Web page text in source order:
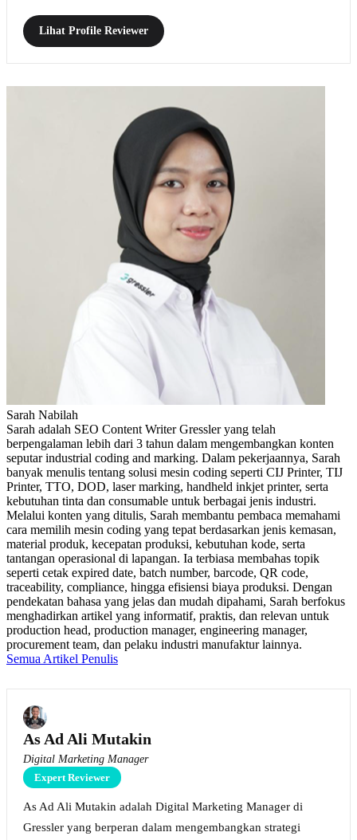
Lihat Profile Reviewer
Sarah Nabilah
Sarah adalah SEO Content Writer Gressler yang telah
berpengalaman lebih dari 3 tahun dalam mengembangkan konten
seputar industrial coding and marking. Dalam pekerjaannya, Sarah
banyak menulis tentang solusi mesin coding seperti CIJ Printer, TIJ
Printer, TTO, DOD, laser marking, handheld inkjet printer, serta
kebutuhan tinta dan consumable untuk berbagai jenis industri.
Melalui konten yang ditulis, Sarah membantu pembaca memahami
cara memilih mesin coding yang tepat berdasarkan jenis kemasan,
material produk, kecepatan produksi, kebutuhan kode, serta
tantangan operasional di lapangan. Ia terbiasa membahas topik
seperti cetak expired date, batch number, barcode, QR code,
traceability, compliance, hingga efisiensi biaya produksi. Dengan
pendekatan bahasa yang jelas dan mudah dipahami, Sarah berfokus
menghadirkan artikel yang informatif, praktis, dan relevan untuk
production head, production manager, engineering manager,
procurement team, dan pelaku industri manufaktur lainnya.
Semua Artikel Penulis
As Ad Ali Mutakin
Digital Marketing Manager
Expert Reviewer
As Ad Ali Mutakin adalah Digital Marketing Manager di
Gressler yang berperan dalam mengembangkan strategi